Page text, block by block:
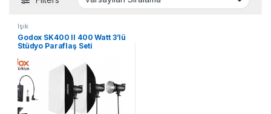
Işık
Godox SK400 II 400 Watt 3’lü
Stüdyo Paraflaş Seti